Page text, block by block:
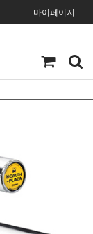
마이페이지